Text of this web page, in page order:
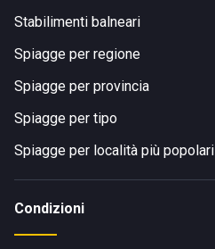
Stabilimenti balneari
Spiagge per regione
Spiagge per provincia
Spiagge per tipo
Spiagge per località più popolari
Condizioni